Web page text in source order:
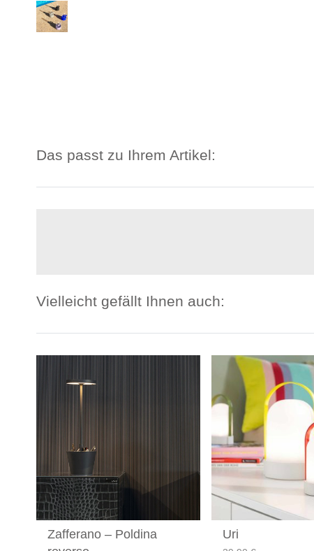
Das passt zu Ihrem Artikel:
Vielleicht gefällt Ihnen auch:
Zafferano – Poldina
Uri